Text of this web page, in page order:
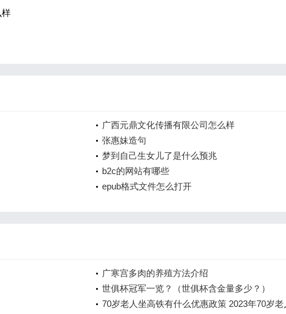
样
广西元鼎文化传播有限公司怎么样
张惠妹造句
梦到自己生女儿了是什么预兆
b2c的网站有哪些
epub格式文件怎么打开
广寒宫多肉的养殖方法介绍
世俱杯冠军一览？（世俱杯含金量多少？）
70岁老人坐高铁有什么优惠政策 2023年70岁